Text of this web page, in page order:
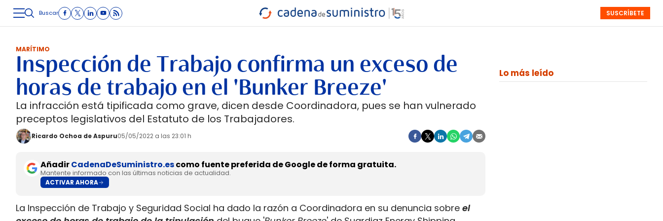
LOGÍSTICA INMOLOGÍSTICA INTRALOGÍSTICA CARRETERA
CARRETERA
MARÍTIMO INTERMODAL PROTAGONISTAS
SEMANALES
MONOGRÁFICOS EVENTOS
SUSCRÍBETE
Buscar
MARÍTIMO
Inspección de Trabajo confirma un exceso de
horas de trabajo en el 'Bunker Breeze'
La infracción está tipificada como grave, dicen desde Coordinadora, pues se han vulnerado
preceptos legislativos del Estatuto de los Trabajadores.
Ricardo Ochoa de Aspuru05/05/2022 a las 23:01 h
AñadirCadenaDeSuministro.escomo fuente preferida de Google de forma gratuita.
Mantente informado con las últimas noticias de actualidad.
ACTIVAR AHORA
La Inspección de Trabajo y Seguridad Social ha dado la razón a Coordinadora en su denuncia sobre el
Lo más leído